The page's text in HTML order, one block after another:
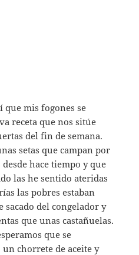
que mis fogones se
receta que nos sitúe
del fin de semana.
setas que campan por
hace tiempo y que
las he sentido ateridas
las pobres estaban
sacado del congelador y
que unas castañuelas.
que se
chorrete de aceite y